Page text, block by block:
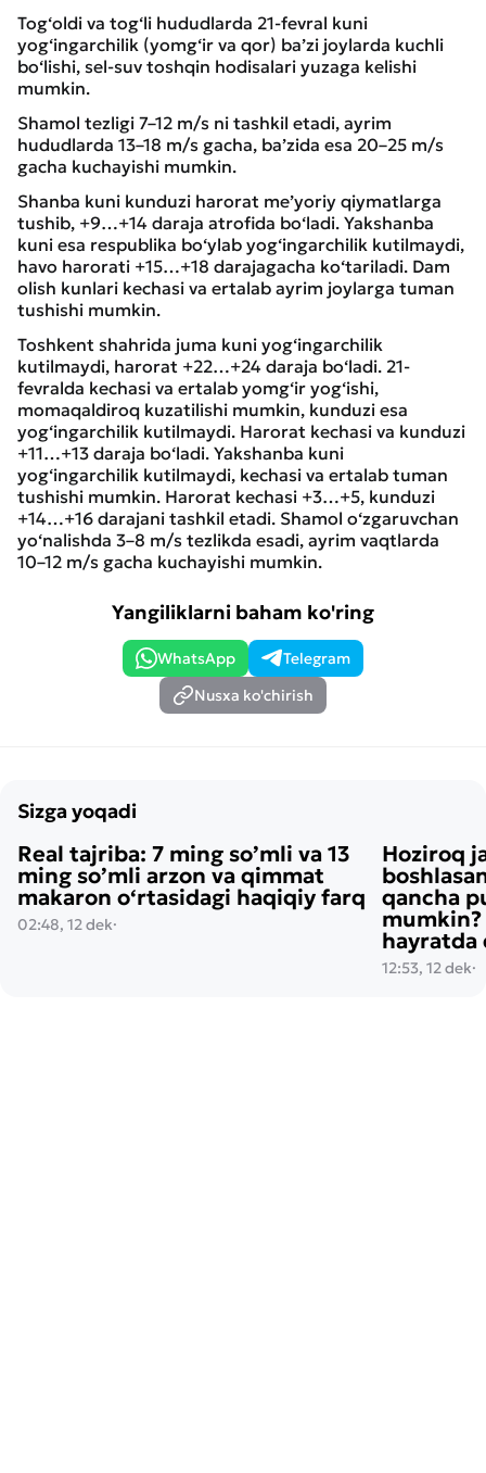
Tog‘oldi va tog‘li hududlarda 21-fevral kuni
yog‘ingarchilik (yomg‘ir va qor) ba’zi joylarda kuchli
bo‘lishi, sel-suv toshqin hodisalari yuzaga kelishi
mumkin.
Shamol tezligi 7–12 m/s ni tashkil etadi, ayrim
hududlarda 13–18 m/s gacha, ba’zida esa 20–25 m/s
gacha kuchayishi mumkin.
Shanba kuni kunduzi harorat me’yoriy qiymatlarga
tushib, +9…+14 daraja atrofida bo‘ladi. Yakshanba
kuni esa respublika bo‘ylab yog‘ingarchilik kutilmaydi,
havo harorati +15…+18 darajagacha ko‘tariladi. Dam
olish kunlari kechasi va ertalab ayrim joylarga tuman
tushishi mumkin.
Toshkent shahrida juma kuni yog‘ingarchilik
kutilmaydi, harorat +22…+24 daraja bo‘ladi. 21-
fevralda kechasi va ertalab yomg‘ir yog‘ishi,
momaqaldiroq kuzatilishi mumkin, kunduzi esa
yog‘ingarchilik kutilmaydi. Harorat kechasi va kunduzi
+11…+13 daraja bo‘ladi. Yakshanba kuni
yog‘ingarchilik kutilmaydi, kechasi va ertalab tuman
tushishi mumkin. Harorat kechasi +3…+5, kunduzi
+14…+16 darajani tashkil etadi. Shamol o‘zgaruvchan
yo‘nalishda 3–8 m/s tezlikda esadi, ayrim vaqtlarda
10–12 m/s gacha kuchayishi mumkin.
Yangiliklarni baham ko'ring
WhatsApp
Telegram
Nusxa ko'chirish
Sizga yoqadi
Real tajriba: 7 ming so’mli va 13
ming so’mli arzon va qimmat
makaron o‘rtasidagi haqiqiy farq
02:48, 12 dek·
Hoziroq
qancha
mumkin?
hayratda
12:53, 12 dek·